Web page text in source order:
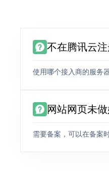
不在腾讯云
使用哪个接入商的服务
网站网页未
需要备案，可以在备案